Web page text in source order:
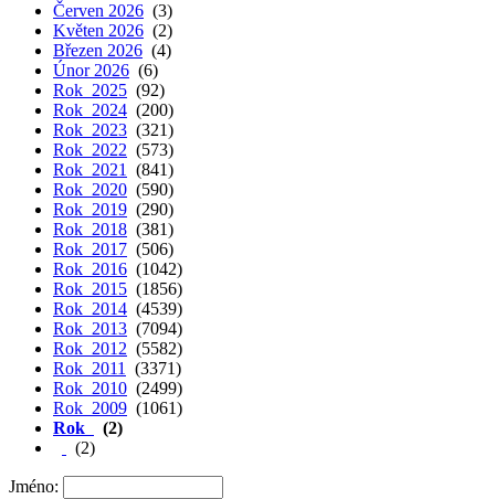
Červen 2026 (3)
Květen 2026 (2)
Březen 2026 (4)
Únor 2026 (6)
Rok 2025 (92)
Rok 2024 (200)
Rok 2023 (321)
Rok 2022 (573)
Rok 2021
(841)
Rok 2020 (590)
Rok 2019 (290)
Rok 2018 (381)
Rok 2017 (506)
Rok 2016 (1042)
Rok 2015 (1856)
Rok 2014 (4539)
Rok 2013 (7094)
Rok 2012 (5582)
Rok 2011
(3371)
Rok 2010 (2499)
Rok 2009 (1061)
Rok
(2)
(2)
Jméno: